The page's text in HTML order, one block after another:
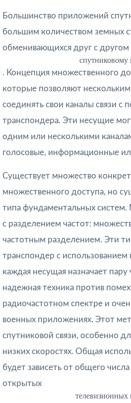
Большинство приложений
большим количеством земных
обменивающихся друг с другом
спутниковому
. Концепция множественного
которые позволяют
соединять свои каналы связи с
транспондера. Эти несущие
одним или несколькими
голосовые, информационные
Существует множество
множественного доступа, но
типа фундаментальных
с разделением частот:
частотным разделением. Эти
транспондер с использованием
каждая несущая назначает пару
надежная техника против
радиочастотном спектре и
военных приложениях. Этот
спутниковой связи, особенно
низких скоростях. Общая
будет зависеть от общего
открытых
телевизионных